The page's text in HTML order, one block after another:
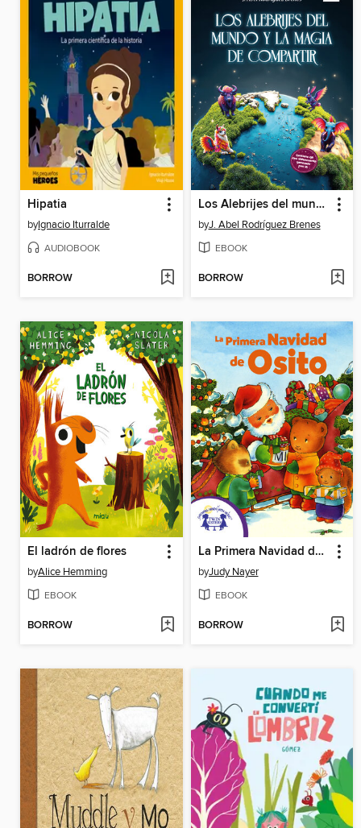
Hipatia
byIgnacio Iturralde
AUDIOBOOK
BORROW
Los Alebrijes del mundo y la magia de compartir
byJ. Abel Rodríguez Brenes
EBOOK
BORROW
El ladrón de flores
byAlice Hemming
EBOOK
BORROW
La Primera Navidad de Osito
byJudy Nayer
EBOOK
BORROW